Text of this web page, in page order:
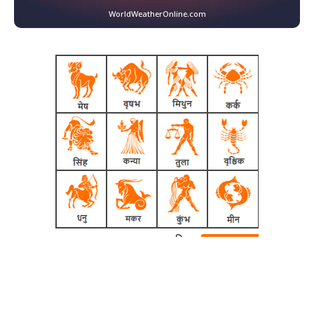
WorldWeatherOnline.com